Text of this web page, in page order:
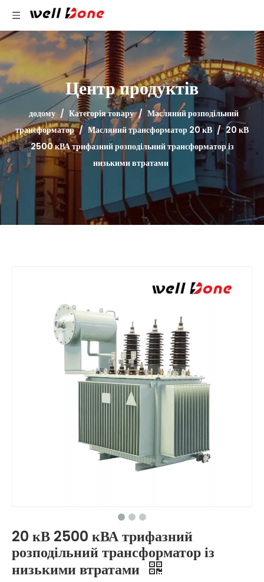
Центр продуктів
додому / Категорія товару / Масляний розподільний
трансформатор / Масляний трансформатор 20 кВ / 20 кВ
2500 кВА трифазний розподільний трансформатор із
низькими втратами
20 кВ 2500 кВА трифазний
розподільний трансформатор із
низькими втратами